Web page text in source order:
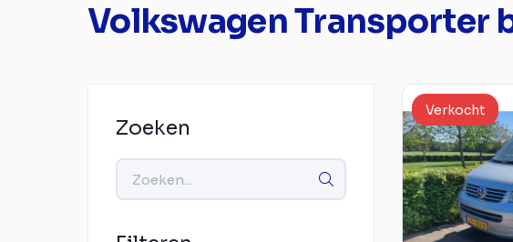
Volkswagen Transporter
Zoeken
Verkocht